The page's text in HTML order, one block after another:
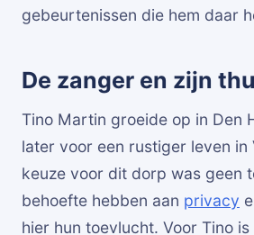
gebeurtenissen die hem daar
De zanger en zijn
Tino Martin groeide op in Den
later voor een rustiger leven in
keuze voor dit dorp was geen
behoefte hebben aan privacy
hier hun toevlucht. Voor Tino